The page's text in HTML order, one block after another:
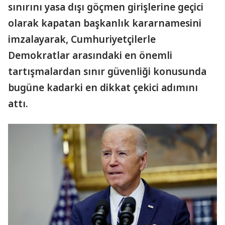
sınırını yasa dışı göçmen girişlerine geçici
olarak kapatan başkanlık kararnamesini
imzalayarak, Cumhuriyetçilerle
Demokratlar arasındaki en önemli
tartışmalardan sınır güvenliği konusunda
bugüne kadarki en dikkat çekici adımını
attı.